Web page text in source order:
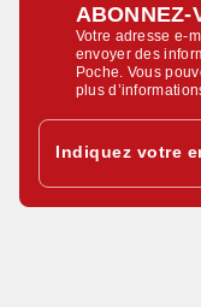
ABONNEZ-
Votre adresse e-
envoyer des
Poche. Vous
plus
Indiquez votre